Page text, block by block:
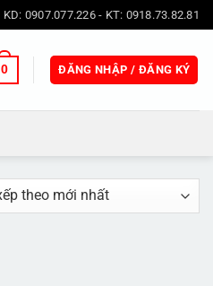
KD: 0907.077.226 - KT: 0918.73.82.81
0 ĐĂNG NHẬP / ĐĂNG KÝ